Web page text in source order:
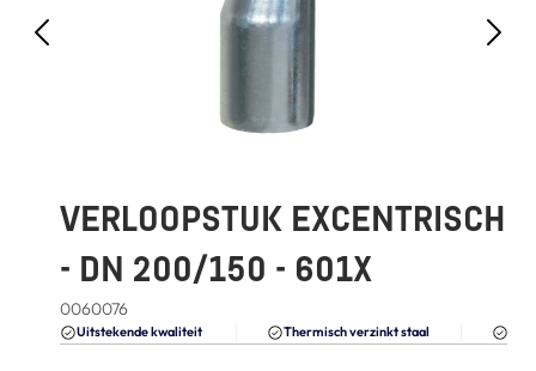
FAQ
Blogs
VERLOOPSTUK EXCENTRISCH
- DN 200/150 - 601X
0060076
Uitstekende kwaliteit Thermisch verzinkt staal